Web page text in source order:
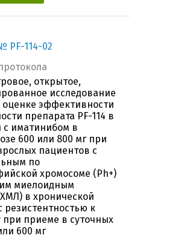
PF-114-02
открытое,
исследование
оценке эффективности
препарата PF-114 в
с иматинибом в
600 или 800 мг при
пациентов с
по
хромосоме (Ph+)
миелоидным
в хронической
резистентностью к
при приеме в суточных
600 мг